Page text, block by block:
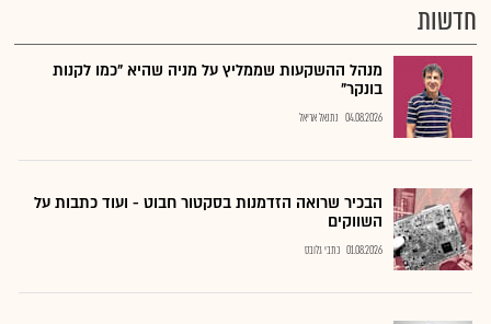
חדשות
מנהל ההשקעות שממליץ על מניה שהיא "כמו לקנות
בונקר"
04.08.2026 נתנאל אריאל
הבכיר שרואה הזדמנות בסקטור חבוט - ועוד כתבות על
השווקים
01.08.2026 כתבי גלובס